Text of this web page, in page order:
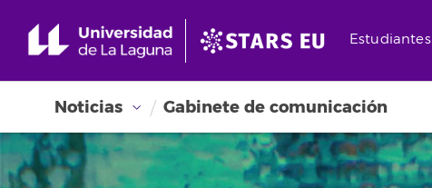
Estudiantes
Noticias Gabinete de comunicación